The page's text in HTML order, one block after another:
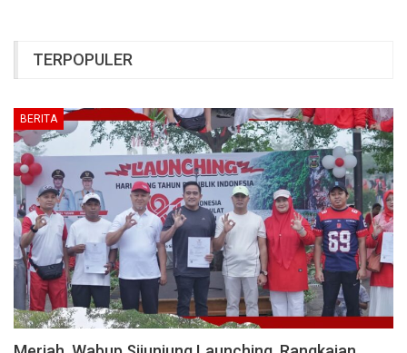
TERPOPULER
BERITA